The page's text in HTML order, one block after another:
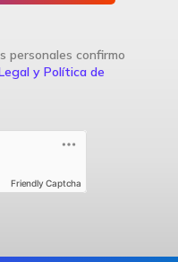
personales confirmo
y Política de
Friendly Captcha